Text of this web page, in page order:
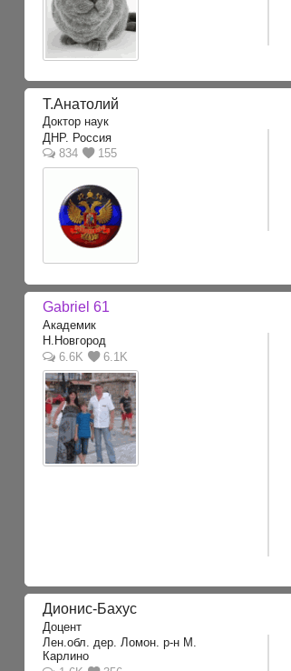
Т.Анатолий
Доктор наук
ДНР. Россия
834
155
Gabriel 61
Академик
Н.Новгород
6.6K
6.1K
Дионис-Бахус
Доцент
Лен.обл. дер. Ломон. р-н М.
Карлино